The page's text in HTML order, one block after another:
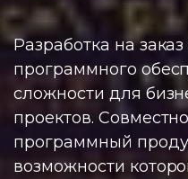
Разработка на
программного
сложности для
проектов.
программный
возможности